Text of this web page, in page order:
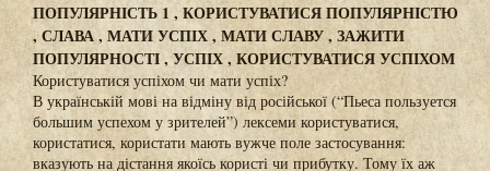
ПОПУЛЯРНІСТЬ 1 , КОРИСТУВАТИСЯ ПОПУЛЯРНІСТЮ
, СЛАВА , МАТИ УСПІХ , МАТИ СЛАВУ , ЗАЖИТИ
ПОПУЛЯРНОСТІ , УСПІХ , КОРИСТУВАТИСЯ УСПІХОМ
Користуватися успіхом чи мати успіх?
В українській мові на відміну від російської (“Пьеса пользуется
большим успехом у зрителей”) лексеми користуватися,
користатися, користати мають вужче поле застосування:
вказують на дістання якоїсь користі чи прибутку. Тому їх аж